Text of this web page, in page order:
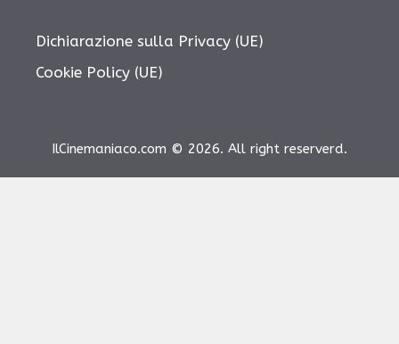
Dichiarazione sulla Privacy (UE)
Cookie Policy (UE)
IlCinemaniaco.com © 2026. All right reserverd.